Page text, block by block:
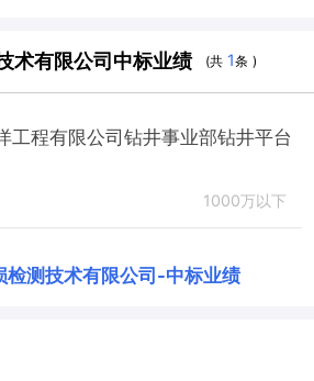
术有限公司中标业绩 (共 1条 )
工程有限公司钻井事业部钻井平台
1000万以下
检测技术有限公司 -中标业绩